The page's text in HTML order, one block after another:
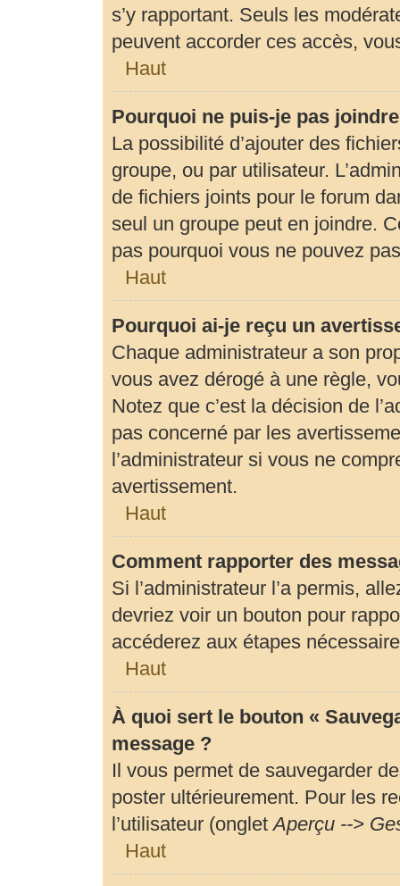
s’y rapportant. Seuls les
peuvent accorder ces accès,
Haut
Pourquoi ne puis-je pas
La possibilité d’ajouter des
groupe, ou par utilisateur.
de fichiers joints pour le forum
seul un groupe peut en joindre.
pas pourquoi vous ne pouvez
Haut
Pourquoi ai-je reçu un
Chaque administrateur a son
vous avez dérogé à une règle,
Notez que c’est la décision de
pas concerné par les
l’administrateur si vous ne
avertissement.
Haut
Comment rapporter des
Si l’administrateur l’a permis,
devriez voir un bouton pour
accéderez aux étapes
Haut
À quoi sert le bouton «
message ?
Il vous permet de sauvegarder
poster ultérieurement. Pour les
l’utilisateur (ongletAperçu -->
Haut